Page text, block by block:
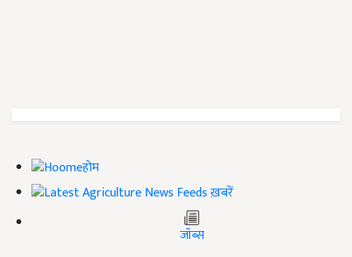
होम
ख़बरें
जॉब्स